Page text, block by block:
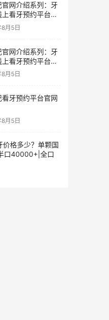
官网介绍系列：牙
上看牙预约平台落
诊经验打破未知
月5日
官网介绍系列：牙
上看牙预约平台的
里？
月5日
看牙预约平台官网
月5日
价格多少？单颗国
口40000+|全口